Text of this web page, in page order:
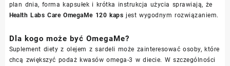
plan dnia, forma kapsułek i krótka instrukcja użycia sprawiają, że
Health Labs Care OmegaMe 120 kaps jest wygodnym rozwiązaniem.
Dla kogo może być OmegaMe?
Suplement diety z olejem z sardeli może zainteresować osoby, które
chcą zwiększyć podaż kwasów omega-3 w diecie. W szczególności